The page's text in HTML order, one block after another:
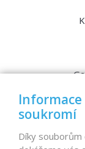
Informace
soukromí
Díky souborům